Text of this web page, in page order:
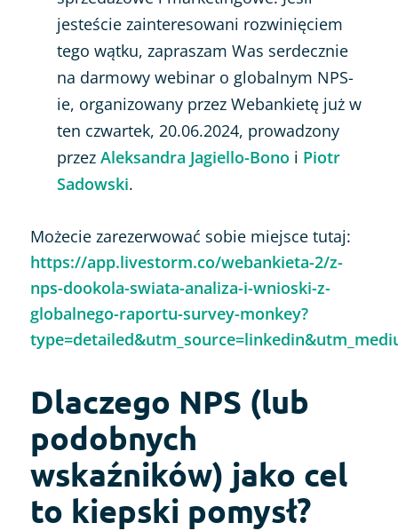
jesteście zainteresowani rozwinięciem
tego wątku, zapraszam Was serdecznie
na darmowy webinar o globalnym NPS-
ie, organizowany przez Webankietę już w
ten czwartek, 20.06.2024, prowadzony
przez Aleksandra Jagiello-Bono i Piotr
Sadowski.
Możecie zarezerwować sobie miejsce tutaj:
https://app.livestorm.co/webankieta-2/z-
nps-dookola-swiata-analiza-i-wnioski-z-
globalnego-raportu-survey-monkey?
Dlaczego NPS (lub
podobnych
wskaźników) jako cel
to kiepski pomysł?